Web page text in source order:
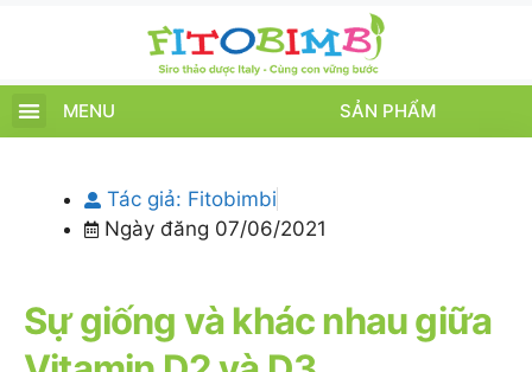
MENU SẢN PHẨM
Tác giả: Fitobimbi
Ngày đăng 07/06/2021
Sự giống và khác nhau giữa